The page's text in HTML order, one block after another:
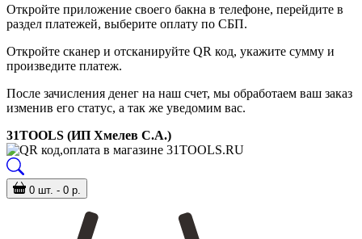
Откройте приложение своего бакна в телефоне, перейдите в
раздел платежей, выберите оплату по СБП.
Откройте сканер и отсканируйте QR код, укажите сумму и
произведите платеж.
После зачисления денег на наш счет, мы обработаем ваш заказ
изменив его статус, а так же уведомим вас.
31TOOLS (ИП Хмелев С.А.)
0 шт. - 0 р.